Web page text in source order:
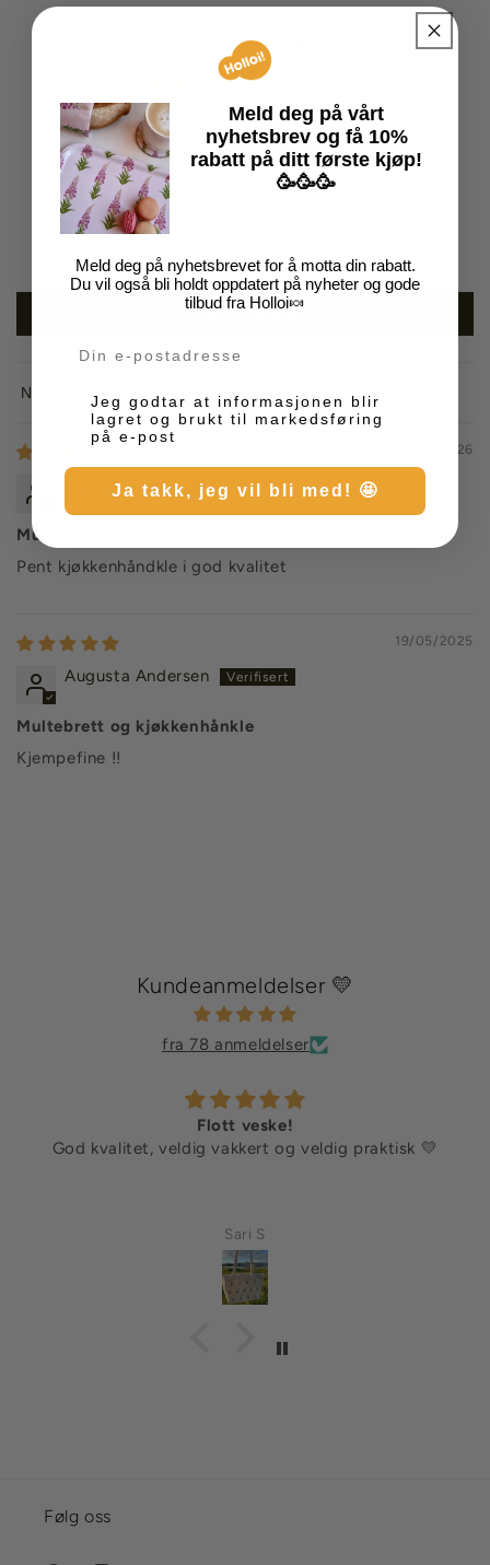
Kundeanmeldelser
Basert på 2 anmeldelser
2
0
Skriv en anmeldelse
Sort by
06/08/2026
Marianne
Multer
Pent kjøkkenhåndkle i god kvalitet
19/05/2025
Augusta Andersen
Multebrett og kjøkkenhånkle
Kjempefine !!
Kundeanmeldelser 💛
fra 78 anmeldelser
Flott veske!
God kvalitet, veldig vakkert og veldig praktisk 💛
Sari S
Følg oss
Meld deg på vårt
nyhetsbrev og få 10%
rabatt på ditt første kjøp!
🥳🥳🥳
Meld deg på nyhetsbrevet for å motta din rabatt.
Du vil også bli holdt oppdatert på nyheter og gode
tilbud fra Holloi🍬
Markedsføring
Jeg godtar at informasjonen blir
lagret og brukt til markedsføring
på e-post
Ja takk, jeg vil bli med! 🤩